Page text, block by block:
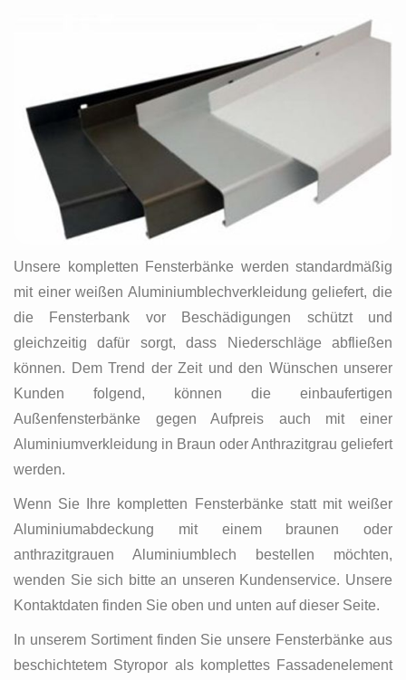
Unsere kompletten Fensterbänke werden standardmäßig
mit einer weißen Aluminiumblechverkleidung geliefert, die
die Fensterbank vor Beschädigungen schützt und
gleichzeitig dafür sorgt, dass Niederschläge abfließen
können. Dem Trend der Zeit und den Wünschen unserer
Kunden folgend, können die einbaufertigen
Außenfensterbänke gegen Aufpreis auch mit einer
Aluminiumverkleidung in Braun oder Anthrazitgrau geliefert
werden.
Wenn Sie Ihre kompletten Fensterbänke statt mit weißer
Aluminiumabdeckung mit einem braunen oder
anthrazitgrauen Aluminiumblech bestellen möchten,
wenden Sie sich bitte an unseren Kundenservice. Unsere
Kontaktdaten finden Sie oben und unten auf dieser Seite.
In unserem Sortiment finden Sie unsere Fensterbänke aus
beschichtetem Styropor als komplettes Fassadenelement